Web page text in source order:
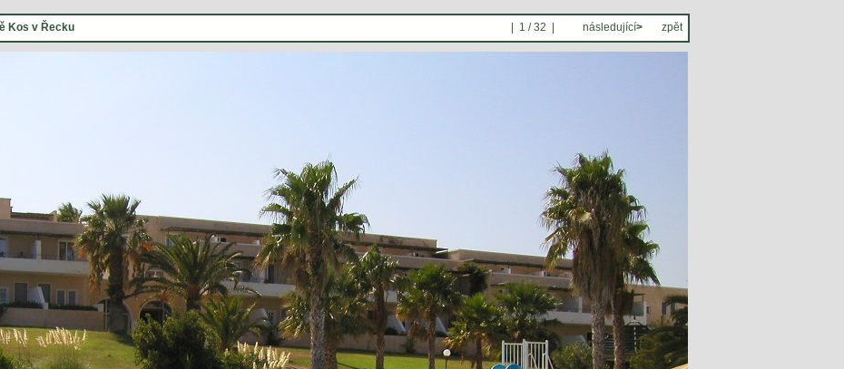
Kos v Řecku | 1 / 32 | následující> zpět